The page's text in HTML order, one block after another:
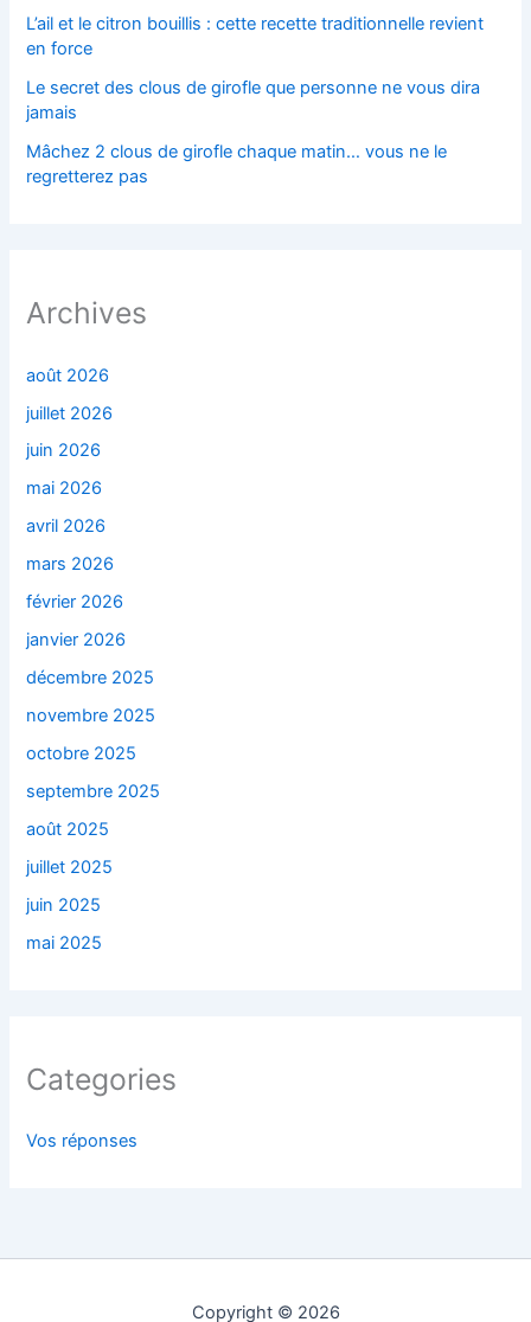
L’ail et le citron bouillis : cette recette traditionnelle revient
en force
Le secret des clous de girofle que personne ne vous dira
jamais
Mâchez 2 clous de girofle chaque matin… vous ne le
regretterez pas
Archives
août 2026
juillet 2026
juin 2026
mai 2026
avril 2026
mars 2026
février 2026
janvier 2026
décembre 2025
novembre 2025
octobre 2025
septembre 2025
août 2025
juillet 2025
juin 2025
mai 2025
Categories
Vos réponses
Copyright © 2026